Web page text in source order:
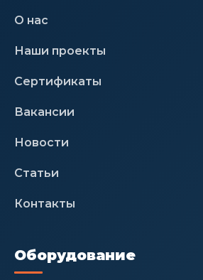
О нас
Наши проекты
Сертификаты
Вакансии
Новости
Статьи
Контакты
Оборудование